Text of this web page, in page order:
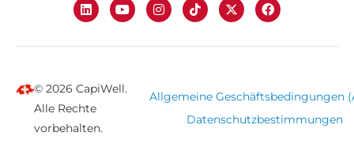
© 2026 CapiWell.
Alle Rechte
vorbehalten.
Allgemeine Geschäftsbedingungen
Datenschutzbestimmungen